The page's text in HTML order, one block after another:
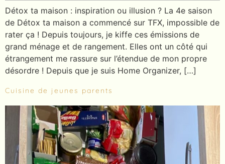
Détox ta maison : inspiration ou illusion ? La 4e saison
de Détox ta maison a commencé sur TFX, impossible de
rater ça ! Depuis toujours, je kiffe ces émissions de
grand ménage et de rangement. Elles ont un côté qui
étrangement me rassure sur l’étendue de mon propre
désordre ! Depuis que je suis Home Organizer, […]
Cuisine de jeunes parents